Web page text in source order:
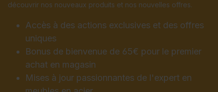
découvrir nos nouveaux produits et nos nouvelles offres.
Accès à des actions exclusives et des offres
uniques
Bonus de bienvenue de 65€ pour le premier
achat en magasin
Mises à jour passionnantes de l'expert en